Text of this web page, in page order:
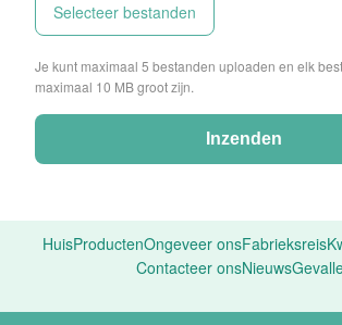
Selecteer bestanden
Je kunt maximaal 5 bestanden uploaden en elk
maximaal 10 MB groot zijn.
Inzenden
HuisProductenOngeveer onsFabrieksreis
Contacteer onsNieuws